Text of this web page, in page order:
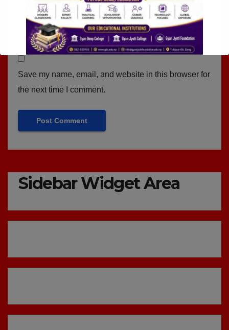
Save my name, email, and website in this browser for
the next time I comment.
Sidebar Widget Area